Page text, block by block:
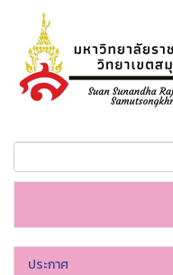
ประกาศ